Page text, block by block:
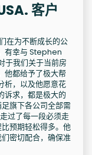
客户
在为不断成长的公
有幸与 Stephen
我们关于当前房
他都给予了极大帮
析，以及他愿意花
诉求，都是极大的
旗下各公司全部需
过了每一段必须走
预期轻松得多。他
密切配合，确保准